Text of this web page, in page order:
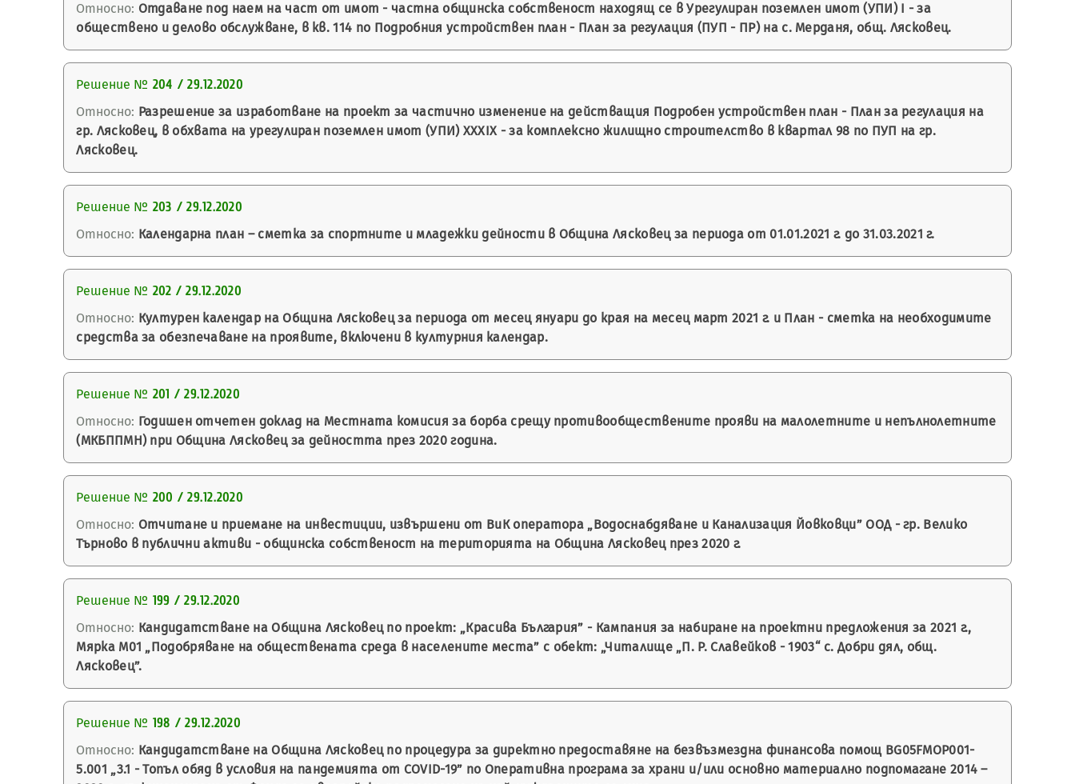
Относно: Отдаване под наем на част от имот - частна общинска собственост находящ се в Урегулиран поземлен имот (УПИ) І - за
обществено и делово обслужване, в кв. 114 по Подробния устройствен план - План за регулация (ПУП - ПР) на с. Мерданя, общ. Лясковец.
Решение № 204 / 29.12.2020
Относно: Разрешение за изработване на проект за частично изменение на действащия Подробен устройствен план - План за регулация на
гр. Лясковец, в обхвата на урегулиран поземлен имот (УПИ) XXXІX - за комплексно жилищно строителство в квартал 98 по ПУП на гр.
Лясковец.
Решение № 203 / 29.12.2020
Относно: Календарна план – сметка за спортните и младежки дейности в Община Лясковец за периода от 01.01.2021 г. до 31.03.2021 г.
Решение № 202 / 29.12.2020
Относно: Културен календар на Община Лясковец за периода от месец януари до края на месец март 2021 г. и План - сметка на необходимите
средства за обезпечаване на проявите, включени в културния календар.
Решение № 201 / 29.12.2020
Относно: Годишен отчетен доклад на Местната комисия за борба срещу противообществените прояви на малолетните и непълнолетните
(МКБППМН) при Община Лясковец за дейността през 2020 година.
Решение № 200 / 29.12.2020
Относно: Отчитане и приемане на инвестиции, извършени от ВиК оператора „Водоснабдяване и Канализация Йовковци” ООД - гр. Велико
Търново в публични активи - общинска собственост на територията на Община Лясковец през 2020 г.
Решение № 199 / 29.12.2020
Относно: Кандидатстване на Община Лясковец по проект: „Красива България” - Кампания за набиране на проектни предложения за 2021 г.,
Мярка М01 „Подобряване на обществената среда в населените места” с обект: „Читалище „П. Р. Славейков - 1903“ с. Добри дял, общ.
Лясковец”.
Решение № 198 / 29.12.2020
Относно: Кандидатстване на Община Лясковец по процедура за директно предоставяне на безвъзмездна финансова помощ BG05FMOP001-
5.001 „3.1 - Топъл обяд в условия на пандемията от COVID-19” по Оперативна програма за храни и/или основно материално подпомагане 2014 –